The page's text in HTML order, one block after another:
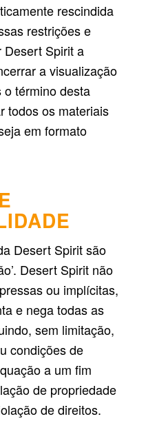
rescindida
restrições e
Desert Spirit a
a visualização
término desta
todos os materiais
em formato
Desert Spirit são
Desert Spirit não
ou implícitas,
e nega todas as
sem limitação,
condições de
a um fim
de propriedade
de direitos.